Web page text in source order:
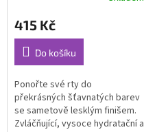
produktu
je
5,0
z
5
hvězdiček.
415 Kč
Do košíku
Ponořte své rty do
překrásných šťavnatých barev
se sametově lesklým finišem.
Zvláčňující, vysoce hydratační a